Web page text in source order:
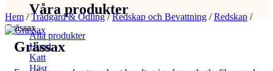
Våra produkter
Alla produkter
Hund
Katt
Häst
Hem /Trädgård & Odling/Redskap och Bevattning /Redskap /
Grässax
Grässax